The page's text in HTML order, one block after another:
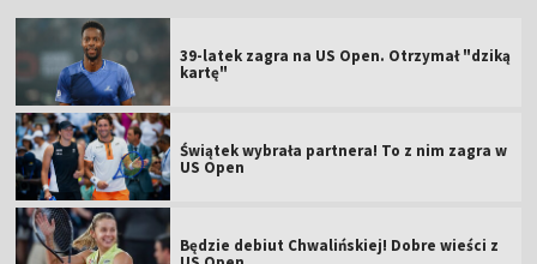
39-latek zagra na US Open. Otrzymał "dziką
kartę"
Świątek wybrała partnera! To z nim zagra w
US Open
Będzie debiut Chwalińskiej! Dobre wieści z